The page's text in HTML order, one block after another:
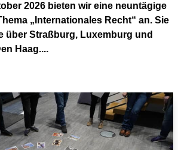
2026 bieten wir eine neuntägige
„Internationales Recht“ an. Sie
über Straßburg, Luxemburg und
Haag....